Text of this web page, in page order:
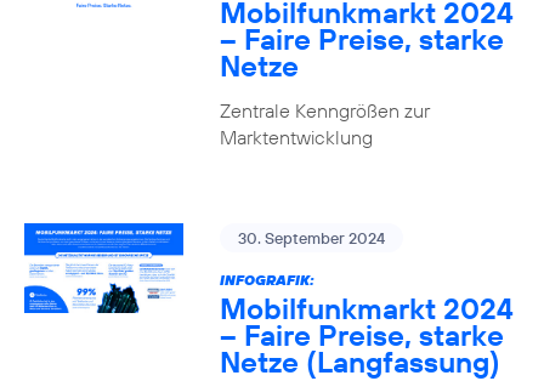
Mobilfunkmarkt 2024
– Faire Preise, starke
Netze
Zentrale Kenngrößen zur
Marktentwicklung
30. September 2024
INFOGRAFIK:
Mobilfunkmarkt 2024
– Faire Preise, starke
Netze (Langfassung)